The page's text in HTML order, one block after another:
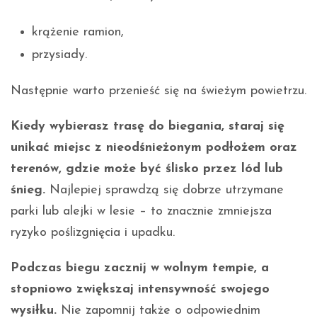
krążenie ramion,
przysiady.
Następnie warto przenieść się na świeżym powietrzu.
Kiedy wybierasz trasę do biegania, staraj się
unikać miejsc z nieodśnieżonym podłożem oraz
terenów, gdzie może być ślisko przez lód lub
śnieg. Najlepiej sprawdzą się dobrze utrzymane
parki lub alejki w lesie – to znacznie zmniejsza
ryzyko poślizgnięcia i upadku.
Podczas biegu zacznij w wolnym tempie, a
stopniowo zwiększaj intensywność swojego
wysiłku. Nie zapomnij także o odpowiednim